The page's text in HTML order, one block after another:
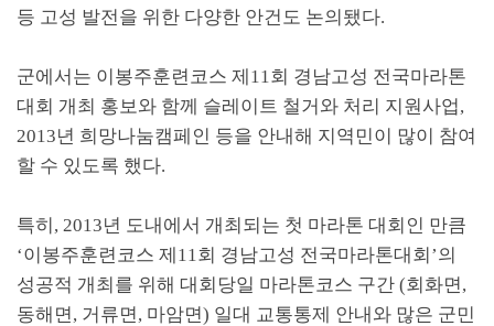
등 고성 발전을 위한 다양한 안건도 논의됐다.
군에서는 이봉주훈련코스 제 11회 경남고성 전국마라톤
대회 개최 홍보와 함께 슬레이트 철거와 처리 지원사업,
2013년 희망나눔캠페인 등을 안내해 지역민이 많이 참여
할 수 있도록 했다.
특히 , 2013년 도내에서 개최되는 첫 마라톤 대회인 만큼
‘이봉주훈련코스 제 11회 경남고성 전국마라톤대회 ’의
성공적 개최를 위해 대회당일 마라톤코스 구간 (회화면,
동해면, 거류면, 마암면) 일대 교통통제 안내와 많은 군민